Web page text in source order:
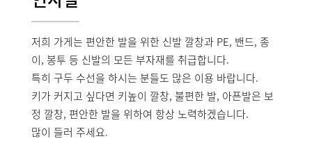
저희 가게는 편안한 발을 위한 신발 깔창과 PE, 밴드, 종
이, 봉투 등 신발의 모든 부자재를 취급합니다.
특히 구두 수선을 하시는 분들도 많은 이용 바랍니다.
키가 커지고 싶다면 키높이 깔창, 불편한 발, 아픈발은 보
정 깔창, 편안한 발을 위하여 항상 노력하겠습니다.
많이 들러 주세요.